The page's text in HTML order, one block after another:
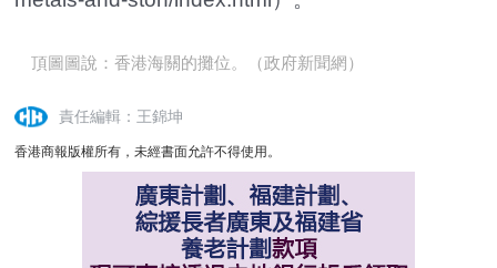
頂圖圖說：香港海關的攤位。（政府新聞網）
責任編輯：王錦坤
香港商報版權所有，未經書面允許不得使用。